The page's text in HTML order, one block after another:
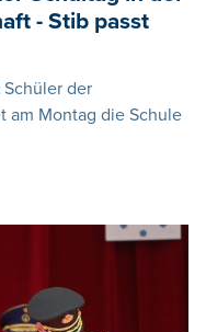
- Stib passt
der
am Montag die Schule